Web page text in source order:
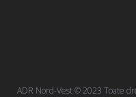
ADR Nord-Vest © 2023 Toate